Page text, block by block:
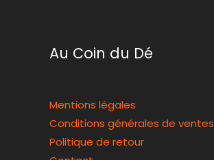
Au Coin du Dé
Mentions légales
Conditions générales de ventes
Politique de retour